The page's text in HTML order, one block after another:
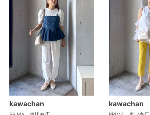
kawachan kawachan